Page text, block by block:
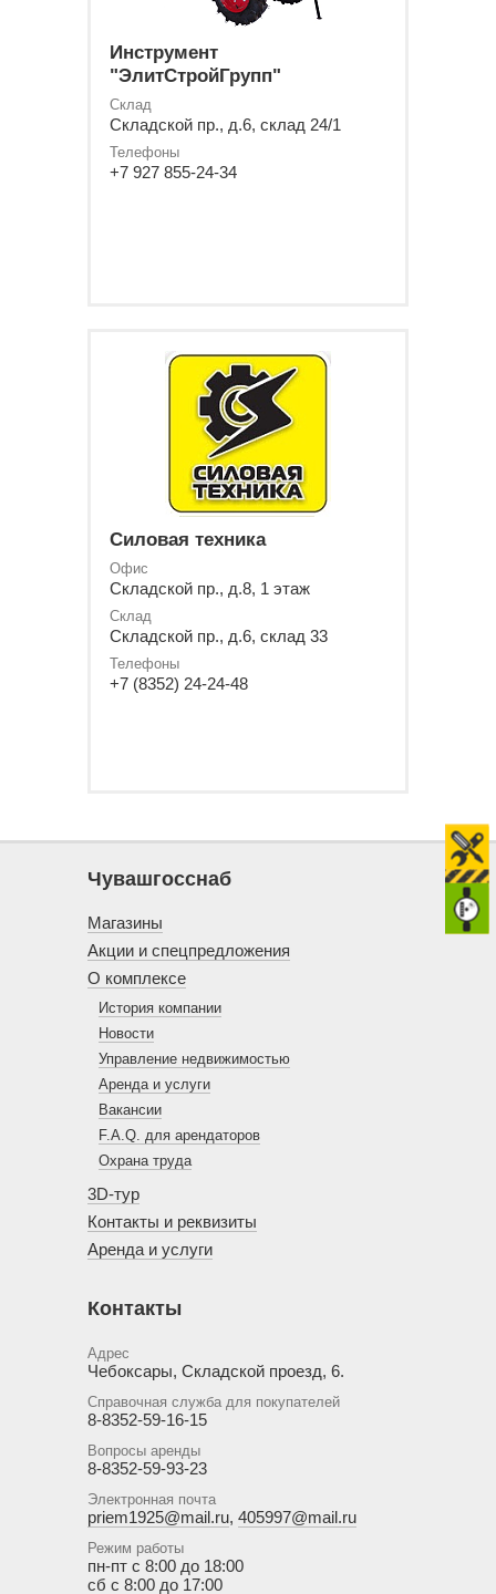
Инструмент
"ЭлитСтройГрупп"
Склад
Складской пр., д.6, склад 24/1
Телефоны
+7 927 855-24-34
Силовая техника
Офис
Складской пр., д.8, 1 этаж
Склад
Складской пр., д.6, склад 33
Телефоны
+7 (8352) 24-24-48
Чувашгосснаб
Магазины
Акции и спецпредложения
О комплексе
История компании
Новости
Управление недвижимостью
Аренда и услуги
Вакансии
F.A.Q. для арендаторов
Охрана труда
3D-тур
Контакты и реквизиты
Аренда и услуги
Контакты
Адрес
Чебоксары, Складской проезд, 6.
Справочная служба для покупателей
8-8352-59-16-15
Вопросы аренды
8-8352-59-93-23
Электронная почта
priem1925@mail.ru, 405997@mail.ru
Режим работы
пн-пт с 8:00 до 18:00
сб с 8:00 до 17:00